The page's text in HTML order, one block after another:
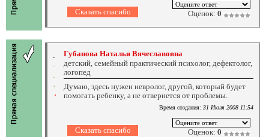
Оценок: 0
Губанова Наталья Вячеславовна
детский, семейный практический психолог, дефектолог,
логопед
Думаю, здесь нужен невролог, другой, который будет
помогать ребенку, а не отвернется от проблемы.
Время создания: 31 Июля 2008 11:54
Оценок: 0